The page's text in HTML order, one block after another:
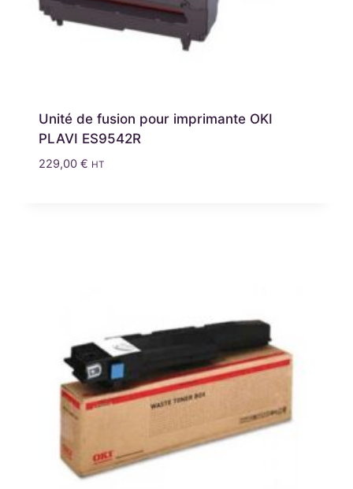
Unité de fusion pour imprimante OKI
PLAVI ES9542R
229,00 € HT